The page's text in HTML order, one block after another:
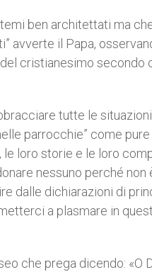
ben architettati ma
avverte il Papa,
cristianesimo secondo
tutte le
parrocchie” come
loro storie e le loro
nessuno perché non
dalle dichiarazioni di
a plasmare in
che prega dicendo: «O